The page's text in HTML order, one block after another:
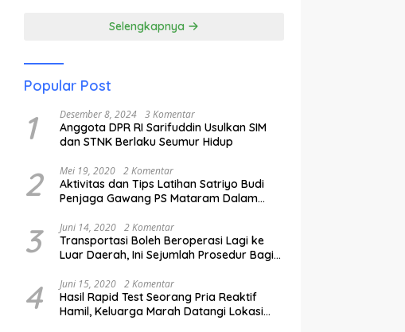
Selengkapnya
Popular Post
1 Desember 8, 2024 3 Komentar
Anggota DPR RI Sarifuddin Usulkan SIM
dan STNK Berlaku Seumur Hidup
2 Mei 19, 2020 2 Komentar
Aktivitas dan Tips Latihan Satriyo Budi
Penjaga Gawang PS Mataram Dalam
3 Juni 14, 2020 2 Komentar
Transportasi Boleh Beroperasi Lagi ke
Luar Daerah, Ini Sejumlah Prosedur Bagi
4 Juni 15, 2020 2 Komentar
Hasil Rapid Test Seorang Pria Reaktif
Hamil, Keluarga Marah Datangi Lokasi